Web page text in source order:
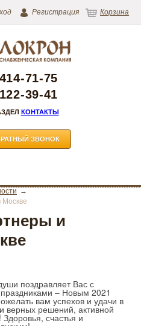
Регистрация Корзина
71-75
39-41
КОНТАКТЫ
ЗВОНОК
Москве
и
поздравляет Вас с
– Новым 2021
вам успехов и удачи в
верных решений, активной
счастья и